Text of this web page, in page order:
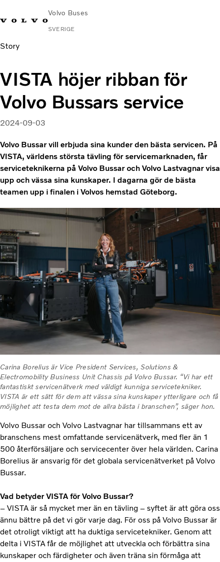
Volvo Buses
SVERIGE
Change
Stads- och intercitytrafik
Turistbussar
Varför Volvo?
Nyheter & stories
Kontakt
Story
VISTA höjer ribban för
Volvo Bussars service
2024-09-03
Volvo Bussar vill erbjuda sina kunder den bästa servicen. På
VISTA, världens största tävling för servicemarknaden, får
serviceteknikerna på Volvo Bussar och Volvo Lastvagnar visa
upp och vässa sina kunskaper. I dagarna gör de bästa
teamen upp i finalen i Volvos hemstad Göteborg.
Carina Borelius är Vice President Services, Solutions &
Electromobility Business Unit Chassis på Volvo Bussar. “Vi har ett
fantastiskt servicenätverk med väldigt kunniga servicetekniker.
VISTA är ett sätt för dem att vässa sina kunskaper ytterligare och få
möjlighet att testa dem mot de allra bästa i branschen”, säger hon.
Volvo Bussar och Volvo Lastvagnar har tillsammans ett av
branschens mest omfattande servicenätverk, med fler än 1
500 återförsäljare och servicecenter över hela världen. Carina
Borelius är ansvarig för det globala servicenätverket på Volvo
Bussar.
Vad betyder VISTA för Volvo Bussar?
– VISTA är så mycket mer än en tävling – syftet är att göra oss
ännu bättre på det vi gör varje dag. För oss på Volvo Bussar är
det otroligt viktigt att ha duktiga servicetekniker. Genom att
delta i VISTA får de möjlighet att utveckla och förbättra sina
kunskaper och färdigheter och även träna sin förmåga att